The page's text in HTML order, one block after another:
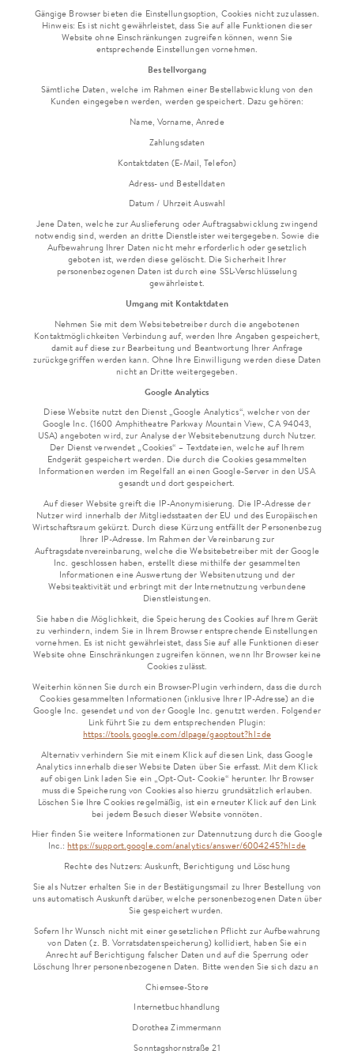
Gängige Browser bieten die Einstellungsoption, Cookies nicht zuzulassen.
Hinweis: Es ist nicht gewährleistet, dass Sie auf alle Funktionen dieser
Website ohne Einschränkungen zugreifen können, wenn Sie
entsprechende Einstellungen vornehmen.
Bestellvorgang
Sämtliche Daten, welche im Rahmen einer Bestellabwicklung von den
Kunden eingegeben werden, werden gespeichert. Dazu gehören:
Name, Vorname, Anrede
Zahlungsdaten
Kontaktdaten (E-Mail, Telefon)
Adress- und Bestelldaten
Datum / Uhrzeit Auswahl
Jene Daten, welche zur Auslieferung oder Auftragsabwicklung zwingend
notwendig sind, werden an dritte Dienstleister weitergegeben. Sowie die
Aufbewahrung Ihrer Daten nicht mehr erforderlich oder gesetzlich
geboten ist, werden diese gelöscht. Die Sicherheit Ihrer
personenbezogenen Daten ist durch eine SSL-Verschlüsselung
gewährleistet.
Umgang mit Kontaktdaten
Nehmen Sie mit dem Websitebetreiber durch die angebotenen
Kontaktmöglichkeiten Verbindung auf, werden Ihre Angaben gespeichert,
damit auf diese zur Bearbeitung und Beantwortung Ihrer Anfrage
zurückgegriffen werden kann. Ohne Ihre Einwilligung werden diese Daten
nicht an Dritte weitergegeben.
Google Analytics
Diese Website nutzt den Dienst „Google Analytics“, welcher von der
Google Inc. (1600 Amphitheatre Parkway Mountain View, CA 94043,
USA) angeboten wird, zur Analyse der Websitebenutzung durch Nutzer.
Der Dienst verwendet „Cookies“ – Textdateien, welche auf Ihrem
Endgerät gespeichert werden. Die durch die Cookies gesammelten
Informationen werden im Regelfall an einen Google-Server in den USA
gesandt und dort gespeichert.
Auf dieser Website greift die IP-Anonymisierung. Die IP-Adresse der
Nutzer wird innerhalb der Mitgliedsstaaten der EU und des Europäischen
Wirtschaftsraum gekürzt. Durch diese Kürzung entfällt der Personenbezug
Ihrer IP-Adresse. Im Rahmen der Vereinbarung zur
Auftragsdatenvereinbarung, welche die Websitebetreiber mit der Google
Inc. geschlossen haben, erstellt diese mithilfe der gesammelten
Informationen eine Auswertung der Websitenutzung und der
Websiteaktivität und erbringt mit der Internetnutzung verbundene
Dienstleistungen.
Sie haben die Möglichkeit, die Speicherung des Cookies auf Ihrem Gerät
zu verhindern, indem Sie in Ihrem Browser entsprechende Einstellungen
vornehmen. Es ist nicht gewährleistet, dass Sie auf alle Funktionen dieser
Website ohne Einschränkungen zugreifen können, wenn Ihr Browser keine
Cookies zulässt.
Weiterhin können Sie durch ein Browser-Plugin verhindern, dass die durch
Cookies gesammelten Informationen (inklusive Ihrer IP-Adresse) an die
Google Inc. gesendet und von der Google Inc. genutzt werden. Folgender
Link führt Sie zu dem entsprechenden Plugin:
https://tools.google.com/dlpage/gaoptout?hl=de
Alternativ verhindern Sie mit einem Klick auf diesen Link, dass Google
Analytics innerhalb dieser Website Daten über Sie erfasst. Mit dem Klick
auf obigen Link laden Sie ein „Opt-Out- Cookie“ herunter. Ihr Browser
muss die Speicherung von Cookies also hierzu grundsätzlich erlauben.
Löschen Sie Ihre Cookies regelmäßig, ist ein erneuter Klick auf den Link
bei jedem Besuch dieser Website vonnöten.
Hier finden Sie weitere Informationen zur Datennutzung durch die Google
Inc.:https://support.google.com/analytics/answer/6004245?hl=de
Rechte des Nutzers: Auskunft, Berichtigung und Löschung
Sie als Nutzer erhalten Sie in der Bestätigungsmail zu Ihrer Bestellung von
uns automatisch Auskunft darüber, welche personenbezogenen Daten über
Sie gespeichert wurden.
Sofern Ihr Wunsch nicht mit einer gesetzlichen Pflicht zur Aufbewahrung
von Daten (z. B. Vorratsdatenspeicherung) kollidiert, haben Sie ein
Anrecht auf Berichtigung falscher Daten und auf die Sperrung oder
Löschung Ihrer personenbezogenen Daten. Bitte wenden Sie sich dazu an
Chiemsee-Store
Internetbuchhandlung
Dorothea Zimmermann
Sonntagshornstraße 21